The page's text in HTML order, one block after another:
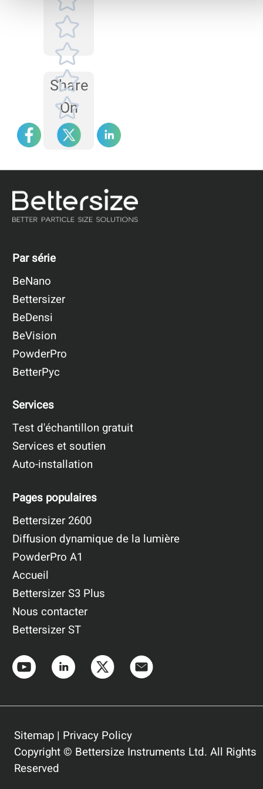
d'échantillonnage, puis
de la source laser et de
l'objectif, et enfin du
système d'alignement.
Share
On
Par série
BeNano
Bettersizer
BeDensi
BeVision
PowderPro
BetterPyc
Services
Test d'échantillon gratuit
Services et soutien
Auto-installation
Pages populaires
Bettersizer 2600
Diffusion dynamique de la lumière
PowderPro A1
Accueil
Bettersizer S3 Plus
Nous contacter
Bettersizer ST
Sitemap | Privacy Policy
Copyright © Bettersize Instruments Ltd. All Rights
Reserved